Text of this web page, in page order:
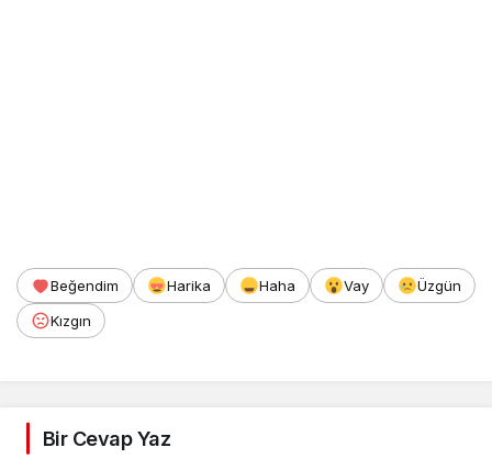
Beğendim Harika Haha Vay
Üzgün
Kızgın
Bir Cevap Yaz